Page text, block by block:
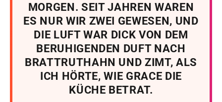
MORGEN. SEIT JAHREN WAREN
ES NUR WIR ZWEI GEWESEN, UND
DIE LUFT WAR DICK VON DEM
BERUHIGENDEN DUFT NACH
BRATTRUTHAHN UND ZIMT, ALS
ICH HÖRTE, WIE GRACE DIE
KÜCHE BETRAT.